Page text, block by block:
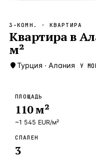
Новороссийск —
Стамбул
Анталия
ЧАСТО ИЩУТ
Турция
3-КОМН. · КВАРТИРА
Квартира в
м²
Турция · Алания У
ПЛОЩАДЬ
110м²
~1 545 EUR/м²
СПАЛЕН
3